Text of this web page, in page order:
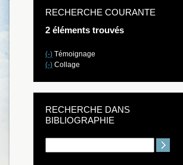
RECHERCHE COURANTE
2 éléments trouvés
(-) Témoignage
(-) Collage
RECHERCHE DANS
BIBLIOGRAPHIE